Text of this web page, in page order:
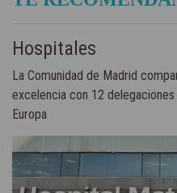
Hospitales
La Comunidad de Madrid
excelencia con 12
Europa